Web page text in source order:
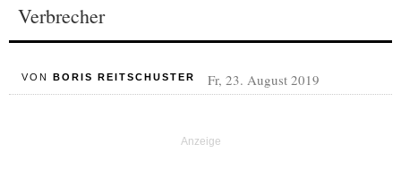
Verbrecher
VON BORIS REITSCHUSTER Fr, 23. August 2019